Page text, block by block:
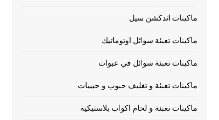
ماكينات اندكشن سيل
ماكينات تعبئة سوائل اوتوماتيك
ماكينات تعبئة سوائل في عبوات
ماكينات تعبئة و تغليف حبوب و حبيبات
ماكينات تعبئة و لحام اكواب بلاستيكية